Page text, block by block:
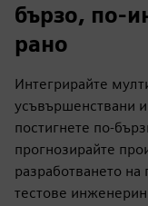
бързо, по-
рано
Интегрирайте
усъвършенствани
постигнете по-
прогнозирайте
разработването на
тестове